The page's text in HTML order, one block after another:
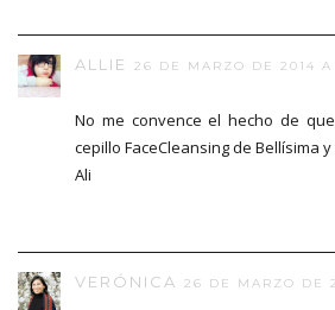
ALLIE 26 DE MARZO DE 2014 A
No me convence el hecho de
cepillo FaceCleansing de Bellísima
Ali
VERÓNICA 26 DE MARZO DE